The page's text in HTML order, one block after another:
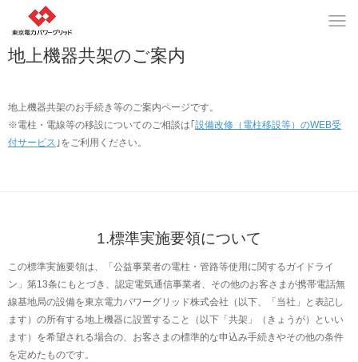
地上機器共架のご案内
地上機器共架のお手続き等のご案内ページです。
※電柱・電線等の移設についてのご相談は｢ 設備改修（電柱移設等）のWEB受
付サービス ｣をご利用ください。
1.標準実施要領について
この標準実施要領は、「公益事業者の電柱・管路等使用に関するガイドライ
ン」第13条にもとづき、認定電気通信事業者、その他のお客さまが携帯電話無
線基地局の設備を東京電力パワーグリッド株式会社（以下、「当社」と表記し
ます）の所有する地上機器に設置すること（以下「共架」（きょうが）といい
ます）を希望される場合の、お客さまの標準的な申込み手続きやその他の条件
を定めたものです。